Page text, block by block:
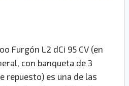
Furgón L2 dCi 95 CV (en
con banqueta de 3
repuesto) es una de las